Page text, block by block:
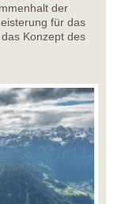
der
für das
Konzept des